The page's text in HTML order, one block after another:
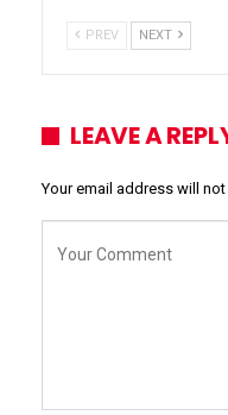
PREV NEXT
LEAVE A
Your email address will